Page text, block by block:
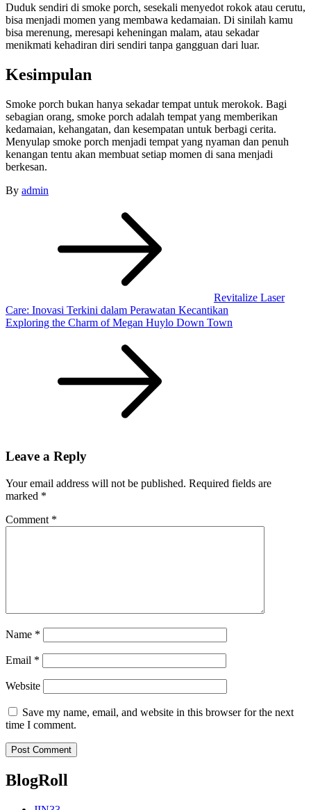
Duduk sendiri di smoke porch, sesekali menyedot rokok atau cerutu,
bisa menjadi momen yang membawa kedamaian. Di sinilah kamu
bisa merenung, meresapi keheningan malam, atau sekadar
menikmati kehadiran diri sendiri tanpa gangguan dari luar.
Kesimpulan
Smoke porch bukan hanya sekadar tempat untuk merokok. Bagi
sebagian orang, smoke porch adalah tempat yang memberikan
kedamaian, kehangatan, dan kesempatan untuk berbagi cerita.
Menyulap smoke porch menjadi tempat yang nyaman dan penuh
kenangan tentu akan membuat setiap momen di sana menjadi
berkesan.
By admin
Revitalize Laser
Care: Inovasi Terkini dalam Perawatan Kecantikan
Exploring the Charm of Megan Huylo Down Town
Leave a Reply
Your email address will not be published. Required fields are
marked *
Comment *
Name *
Email *
Website
Save my name, email, and website in this browser for the next
time I comment.
BlogRoll